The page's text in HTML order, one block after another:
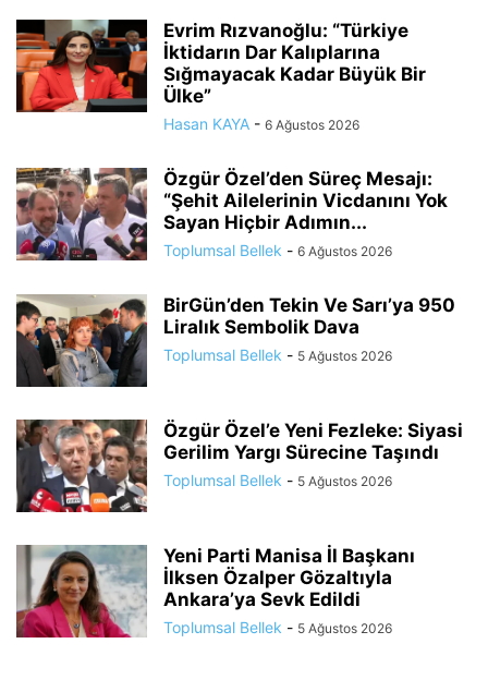
Evrim Rızvanoğlu: “Türkiye
İktidarın Dar Kalıplarına
Sığmayacak Kadar Büyük Bir
Ülke”
Hasan KAYA - 6 Ağustos 2026
Özgür Özel’den Süreç Mesajı:
“Şehit Ailelerinin Vicdanını Yok
Sayan Hiçbir Adımın...
Toplumsal Bellek - 6 Ağustos 2026
BirGün’den Tekin Ve Sarı’ya 950
Liralık Sembolik Dava
Toplumsal Bellek - 5 Ağustos 2026
Özgür Özel’e Yeni Fezleke: Siyasi
Gerilim Yargı Sürecine Taşındı
Toplumsal Bellek - 5 Ağustos 2026
Yeni Parti Manisa İl Başkanı
İlksen Özalper Gözaltıyla
Ankara’ya Sevk Edildi
Toplumsal Bellek - 5 Ağustos 2026